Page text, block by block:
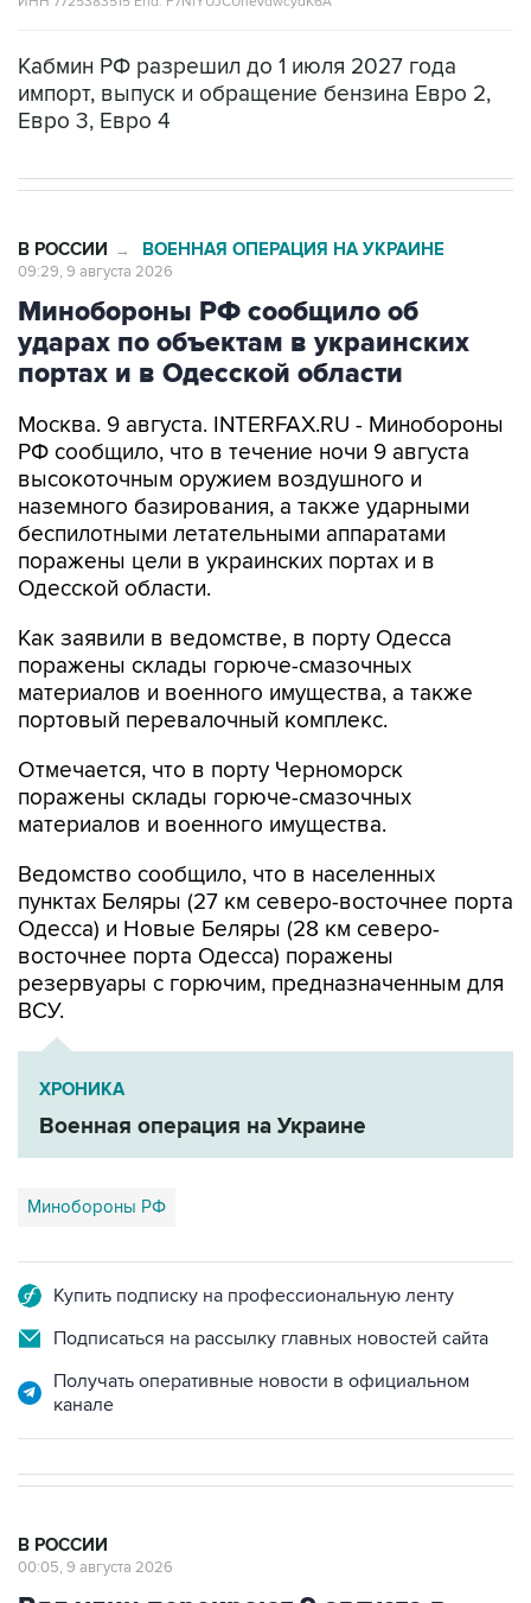
Кабмин РФ разрешил до 1 июля 2027 года
импорт, выпуск и обращение бензина Евро 2,
Евро 3, Евро 4
В РОССИИ → ВОЕННАЯ ОПЕРАЦИЯ НА УКРАИНЕ
09:29, 9 августа 2026
Минобороны РФ сообщило об
ударах по объектам в украинских
портах и в Одесской области
Москва. 9 августа. INTERFAX.RU - Минобороны
РФ сообщило, что в течение ночи 9 августа
высокоточным оружием воздушного и
наземного базирования, а также ударными
беспилотными летательными аппаратами
поражены цели в украинских портах и в
Одесской области.
Как заявили в ведомстве, в порту Одесса
поражены склады горюче-смазочных
материалов и военного имущества, а также
портовый перевалочный комплекс.
Отмечается, что в порту Черноморск
поражены склады горюче-смазочных
материалов и военного имущества.
Ведомство сообщило, что в населенных
пунктах Беляры (27 км северо-восточнее порта
Одесса) и Новые Беляры (28 км северо-
восточнее порта Одесса) поражены
резервуары с горючим, предназначенным для
ВСУ.
ХРОНИКА
Военная операция на Украине
Минобороны РФ
Купить подписку на профессиональную ленту
Подписаться на рассылку главных новостей сайта
Получать оперативные новости в официальном
канале
В РОССИИ
00:05, 9 августа 2026